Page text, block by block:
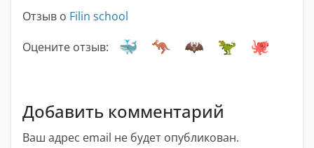
Отзыв о Filin school
Оцените отзыв:
Добавить комментарий
Ваш адрес email не будет опубликован.